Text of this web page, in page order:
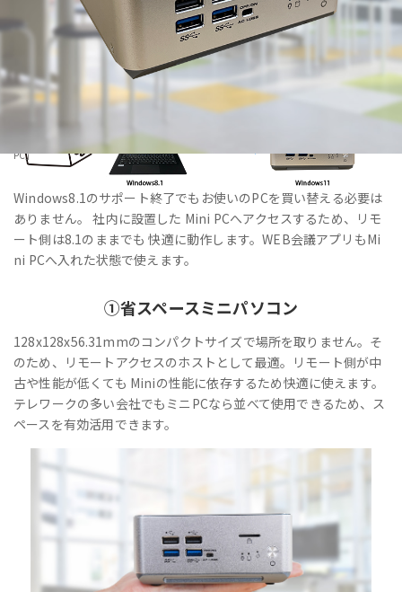
製品・サービス 法人向けPC・Windows11IoT Enterprise搭載「VALTEC Mini
PC」
Windows8.1のサポート終了でもお使いのPCを買い替える必要は
ありません。 社内に設置した Mini PCへアクセスするため、リモ
ート側は8.1のままでも 快適に動作します。WEB会議アプリもMi
ni PCへ入れた状態で使えます。
①省スペースミニパソコン
128x128x56.31mmのコンパクトサイズで場所を取りません。そ
のため、リモートアクセスのホストとして最適。リモート側が中
古や性能が低くても Miniの性能に依存するため快適に使えます。
テレワークの多い会社でもミニPCなら並べて使用できるため、ス
ペースを有効活用できます。